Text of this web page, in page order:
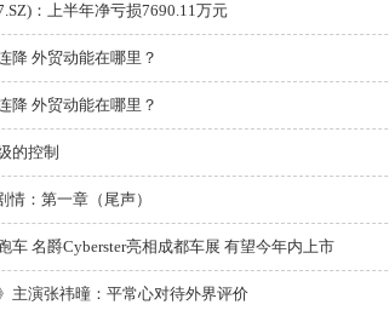
：上半年净亏损7690.11万元
降 外贸动能在哪里？
降 外贸动能在哪里？
的控制
情：第一章（尾声）
车 名爵Cyberster亮相成都车展 有望今年内上市
主演张祎曈：平常心对待外界评价